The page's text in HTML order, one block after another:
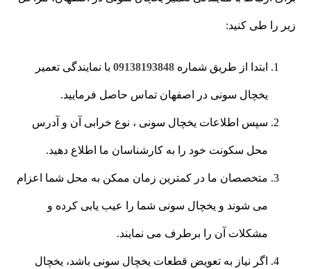
زیر را طی کنید:
ابتدا از طریق شماره09138193848 با نمایندگی تعمیر
یخچال سونی در اصفهان تماس حاصل فرمایید.
سپس اطلاعات یخچال سونی ، نوع خرابی آن و آدرس
محل سکونت خود را به کارشناسان ما اطلاع دهید.
متخصصان ما در کمترین زمان ممکن به محل شما اعزام
می شوند و یخچال سونی شما را عیب یابی کرده و
مشکلات آن را برطرف می نمایند.
اگر نیاز به تعویض قطعات یخچال سونی باشد، یخچال